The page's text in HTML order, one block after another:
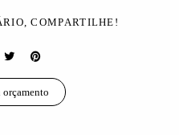
COMPARTILHE!